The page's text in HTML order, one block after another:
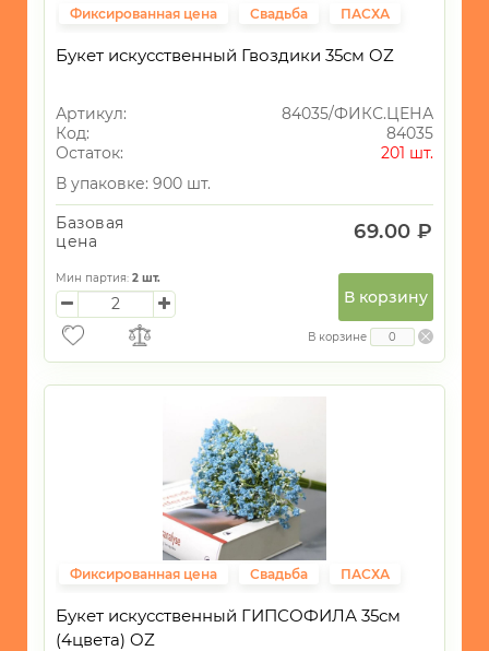
Фиксированная цена Свадьба ПАСХА
Букет искусственный Гвоздики 35см OZ
Артикул:
84035/ФИКС.ЦЕНА
Код:
84035
Остаток:
201 шт.
В упаковке: 900 шт.
Базовая
цена
69.00 ₽
Мин партия: 2 шт.
В корзину
В корзине
Фиксированная цена Свадьба ПАСХА
Букет искусственный ГИПСОФИЛА 35см
(4цвета) OZ